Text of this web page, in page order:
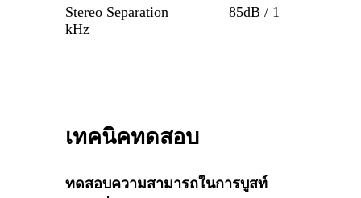
Stereo Separation 85dB / 1
kHz
เทคนิคทดสอบ
ทดสอบความสามารถในการบูสท์